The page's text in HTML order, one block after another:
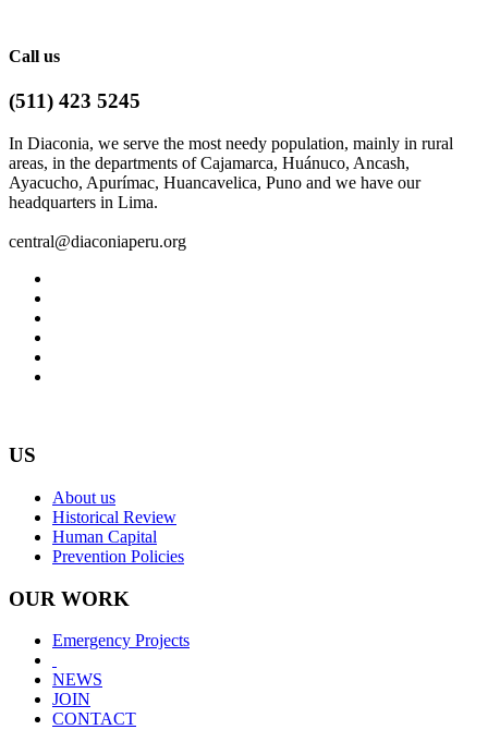
Call us
(511) 423 5245
In Diaconia, we serve the most needy population, mainly in rural
areas, in the departments of Cajamarca, Huánuco, Ancash,
Ayacucho, Apurímac, Huancavelica, Puno and we have our
headquarters in Lima.
central@diaconiaperu.org
US
About us
Historical Review
Human Capital
Prevention Policies
OUR WORK
Emergency Projects
NEWS
JOIN
CONTACT